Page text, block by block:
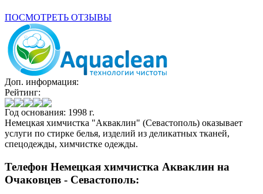
ПОСМОТРЕТЬ ОТЗЫВЫ
Доп. информация:
Рейтинг:
Год основания: 1998 г.
Немецкая химчистка "Акваклин" (Севастополь) оказывает
услуги по стирке белья, изделий из деликатных тканей,
спецодежды, химчистке одежды.
Телефон Немецкая химчистка Акваклин на
Очаковцев - Севастополь: